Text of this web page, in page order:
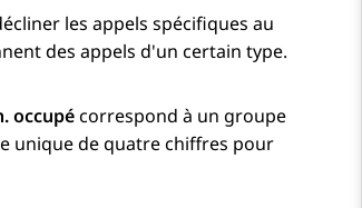
les appels spécifiques au
des appels d'un certain type.
occupécorrespond à un groupe
unique de quatre chiffres pour